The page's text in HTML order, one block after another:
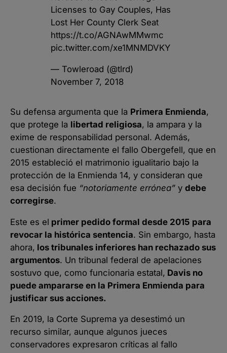
Licenses to Gay Couples, Has
Lost Her County Clerk Seat
https://t.co/AGNAwMMwmc
pic.twitter.com/xe1MNMDVKY
— Towleroad (@tlrd)
November 7, 2018
Su defensa argumenta que la Primera Enmienda,
que protege la libertad religiosa, la ampara y la
exime de responsabilidad personal. Además,
cuestionan directamente el fallo Obergefell, que en
2015 estableció el matrimonio igualitario bajo la
protección de la Enmienda 14, y consideran que
esa decisión fue “notoriamente errónea” y debe
corregirse.
Este es el primer pedido formal desde 2015 para
revocar la histórica sentencia. Sin embargo, hasta
ahora, los tribunales inferiores han rechazado sus
argumentos. Un tribunal federal de apelaciones
sostuvo que, como funcionaria estatal, Davis no
puede ampararse en la Primera Enmienda para
justificar sus acciones.
En 2019, la Corte Suprema ya desestimó un
recurso similar, aunque algunos jueces
conservadores expresaron críticas al fallo